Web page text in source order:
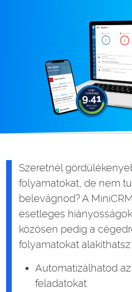
Szeretnél
folyamatokat, de nem
belevágnod? A
esetleges
közösen pedig a
folyamatokat alakíthatsz
Automatizálhatod
feladatokat